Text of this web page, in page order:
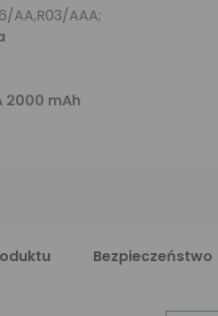
AA,R03/AAA;
2000 mAh
Bezpieczeństwo